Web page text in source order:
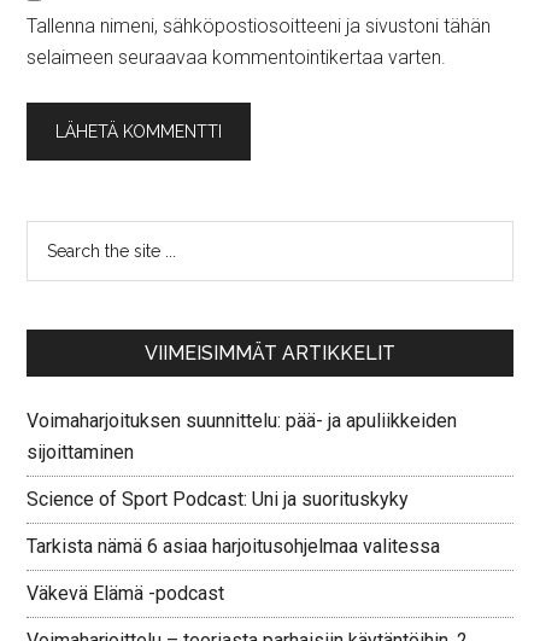
Tallenna nimeni, sähköpostiosoitteeni ja sivustoni tähän
selaimeen seuraavaa kommentointikertaa varten.
VIIMEISIMMÄT ARTIKKELIT
Voimaharjoituksen suunnittelu: pää- ja apuliikkeiden
sijoittaminen
Science of Sport Podcast: Uni ja suorituskyky
Tarkista nämä 6 asiaa harjoitusohjelmaa valitessa
Väkevä Elämä -podcast